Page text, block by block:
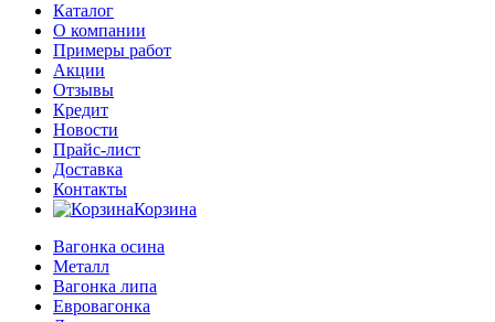
Каталог
О компании
Примеры работ
Акции
Отзывы
Кредит
Новости
Прайс-лист
Доставка
Контакты
Корзина
Вагонка осина
Металл
Вагонка липа
Евровагонка